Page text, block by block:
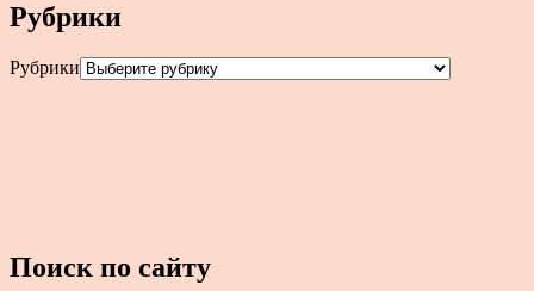
Рубрики
Рубрики
Поиск по сайту